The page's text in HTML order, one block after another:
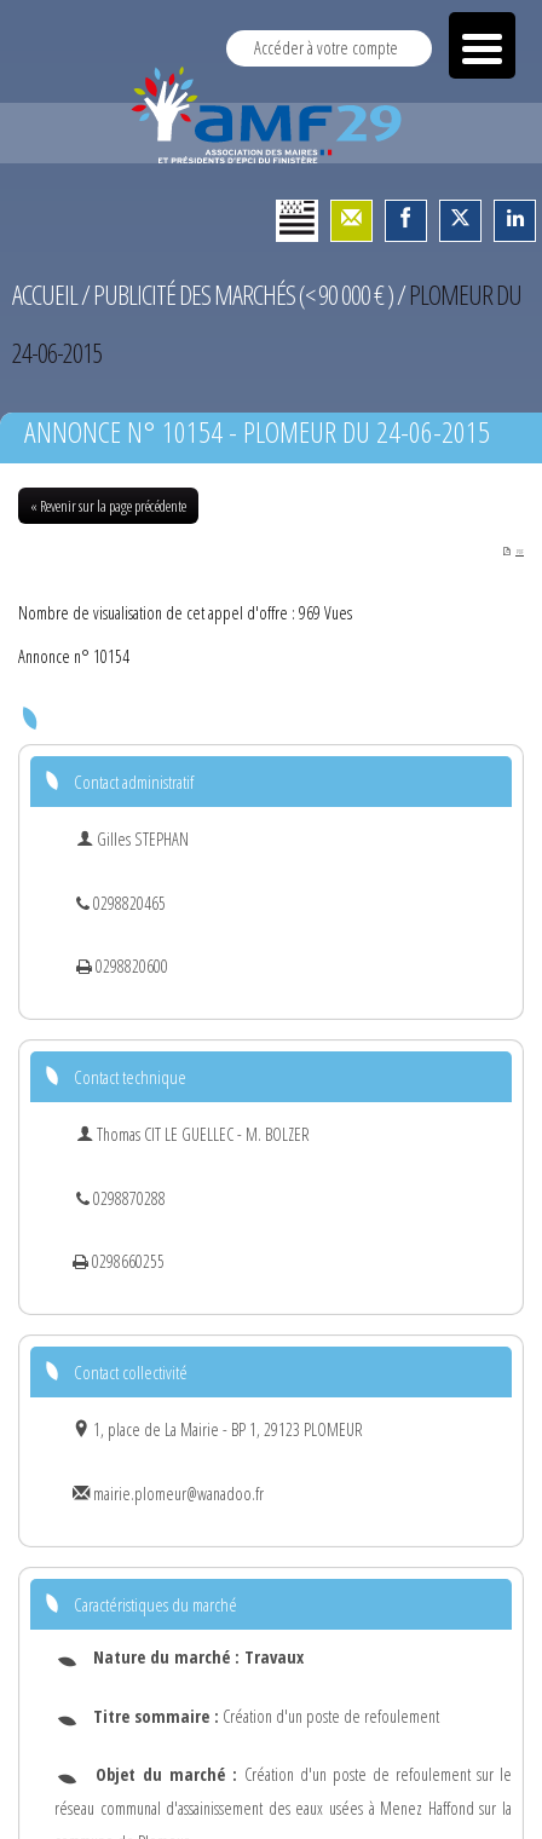
Accéder à votre compte
ACCUEIL/PUBLICITÉ DES MARCHÉS (< 90 000 € )/PLOMEUR DU
24-06-2015
ANNONCE N° 10154 - PLOMEUR DU 24-06-2015
« Revenir sur la page précédente
PDF
Nombre de visualisation de cet appel d'offre : 969 Vues
Annonce n° 10154
Contact administratif
Gilles STEPHAN
0298820465
0298820600
Contact technique
Thomas CIT LE GUELLEC - M. BOLZER
0298870288
0298660255
Contact collectivité
1, place de La Mairie - BP 1, 29123 PLOMEUR
mairie.plomeur@wanadoo.fr
Caractéristiques du marché
Nature du marché : Travaux
Titre sommaire : Création d'un poste de refoulement
Objet du marché : Création d'un poste de refoulement sur le
réseau communal d'assainissement des eaux usées à Menez Haffond sur la